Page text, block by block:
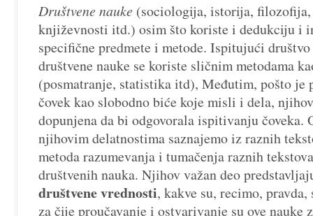
Društvene nauke (sociologija, istorija,
književnosti itd.) osim što koriste i dedukciju i
specifične predmete i metode. Ispitujući
društvene nauke se koriste sličnim metodama
(posmatranje, statistika itd), Međutim, pošto je
čovek kao slobodno biće koje misli i dela,
dopunjena da bi odgovorala ispitivanju
njihovim delatnostima saznajemo iz raznih
metoda razumevanja i tumačenja raznih
društvenih nauka. Njihov važan deo
društvene vrednosti, kakve su, recimo,
za čije proučavanje i ostvarivanje su ove nauke